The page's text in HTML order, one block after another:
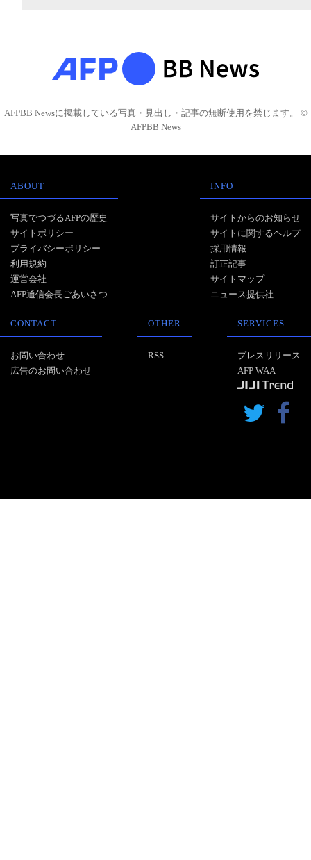
AFPBB Newsに掲載している写真・見出し・記事の無断使用を禁じます。 ©
AFPBB News
ABOUT
写真でつづるAFPの歴史
サイトポリシー
プライバシーポリシー
利用規約
運営会社
AFP通信会長ごあいさつ
INFO
サイトからのお知らせ
サイトに関するヘルプ
採用情報
訂正記事
サイトマップ
ニュース提供社
CONTACT
お問い合わせ
広告のお問い合わせ
OTHER
RSS
SERVICES
プレスリリース
AFP WAA